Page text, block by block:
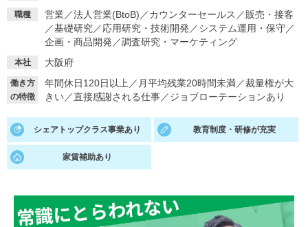
イベントを探す スカウト
就活ノウハウ・サポート
就活支援 就活コラム
適職診断
就活ニュースペーパー よくある質問
職種 営業／法人営業(BtoB) ／カウンターセールス ／販売・接客
／基礎研究／応用研究・技術開発 ／システム運用・保守／
企画・商品開発 ／調査研究・マーケティング
本社 大阪府
働き方
の特徴
年間休日120日以上 ／ 月平均残業20時間未満／裁量権が大
きい／直接感謝される仕事／ジョブローテーションあり
シェアトップクラス事業あり 教育制度・研修が充実
家賃補助あり